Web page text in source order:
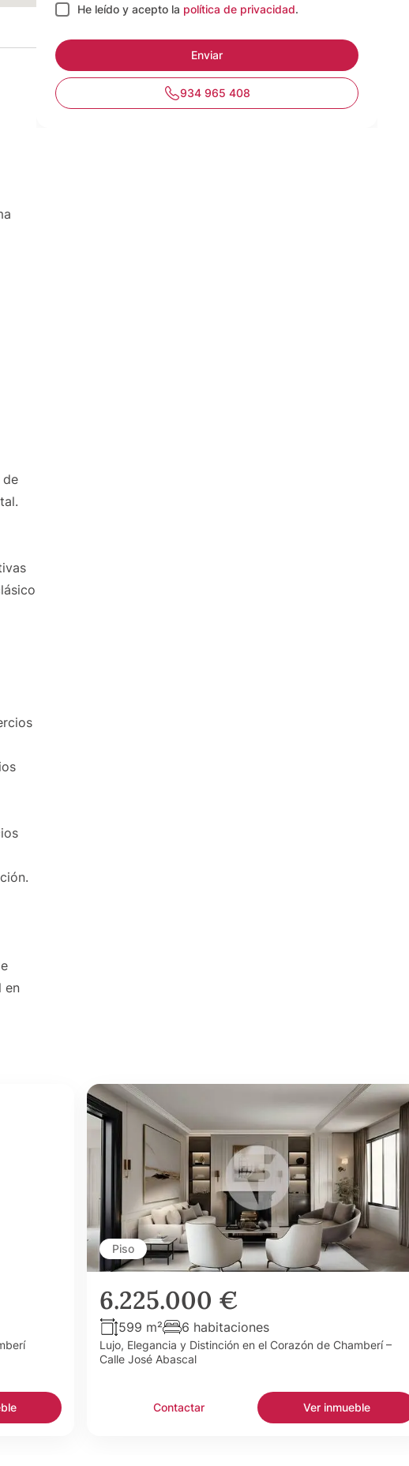
de
en
He leído y acepto la política de privacidad.
934 965 408
Piso
6.225.000 €
599 m² 6 habitaciones
Lujo, Elegancia y Distinción en el Corazón de Chamberí –
Calle José Abascal
Contactar Ver inmueble